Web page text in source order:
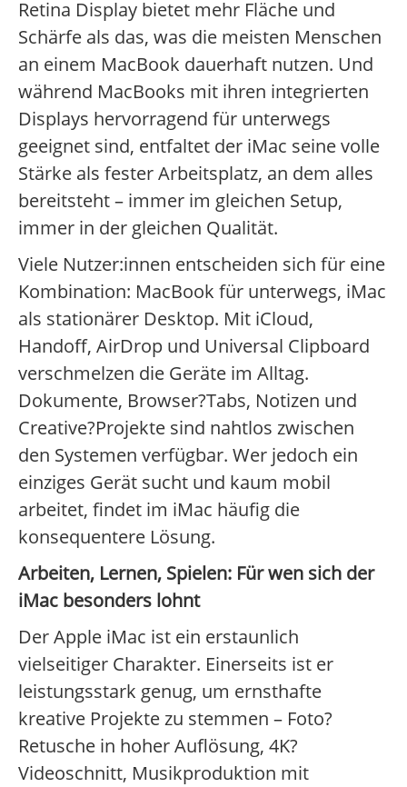
Retina Display bietet mehr Fläche und
Schärfe als das, was die meisten Menschen
an einem MacBook dauerhaft nutzen. Und
während MacBooks mit ihren integrierten
Displays hervorragend für unterwegs
geeignet sind, entfaltet der iMac seine volle
Stärke als fester Arbeitsplatz, an dem alles
bereitsteht – immer im gleichen Setup,
immer in der gleichen Qualität.
Viele Nutzer:innen entscheiden sich für eine
Kombination: MacBook für unterwegs, iMac
als stationärer Desktop. Mit iCloud,
Handoff, AirDrop und Universal Clipboard
verschmelzen die Geräte im Alltag.
Dokumente, Browser?Tabs, Notizen und
Creative?Projekte sind nahtlos zwischen
den Systemen verfügbar. Wer jedoch ein
einziges Gerät sucht und kaum mobil
arbeitet, findet im iMac häufig die
konsequentere Lösung.
Arbeiten, Lernen, Spielen: Für wen sich der
iMac besonders lohnt
Der Apple iMac ist ein erstaunlich
vielseitiger Charakter. Einerseits ist er
leistungsstark genug, um ernsthafte
kreative Projekte zu stemmen – Foto?
Retusche in hoher Auflösung, 4K?
Videoschnitt, Musikproduktion mit